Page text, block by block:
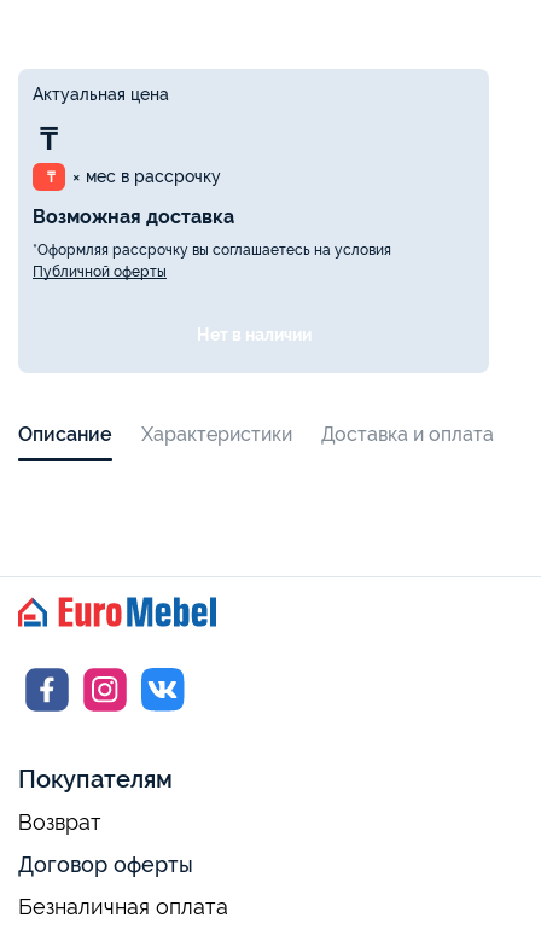
Актуальная цена
₸
₸ × мес в рассрочку
Возможная доставка
*Оформляя рассрочку вы соглашаетесь на условия
Публичной оферты
Нет в наличии
Описание Характеристики Доставка и оплата
Покупателям
Возврат
Договор оферты
Безналичная оплата